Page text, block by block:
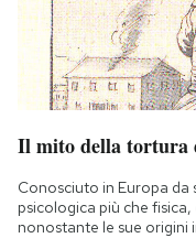
Il mito della tortura
Conosciuto in Europa da
psicologica più che
nonostante le sue origini